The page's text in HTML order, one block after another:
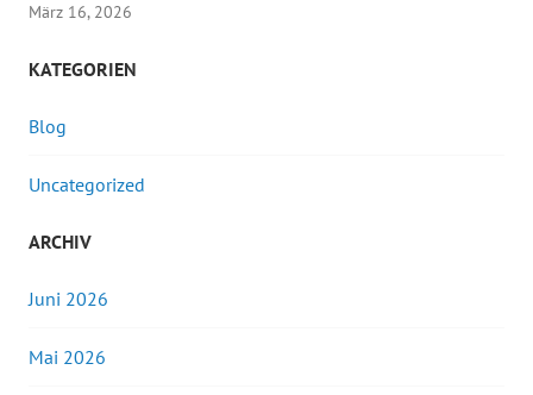
März 16, 2026
KATEGORIEN
Blog
Uncategorized
ARCHIV
Juni 2026
Mai 2026